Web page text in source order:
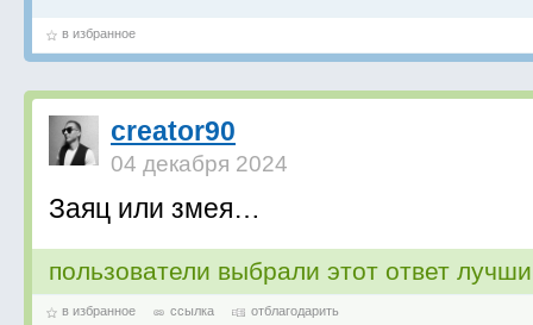
в избранное
creator90
04 декабря 2024
Заяц или змея…
пользователи выбрали этот ответ
в избранное ссылка отблагодарить